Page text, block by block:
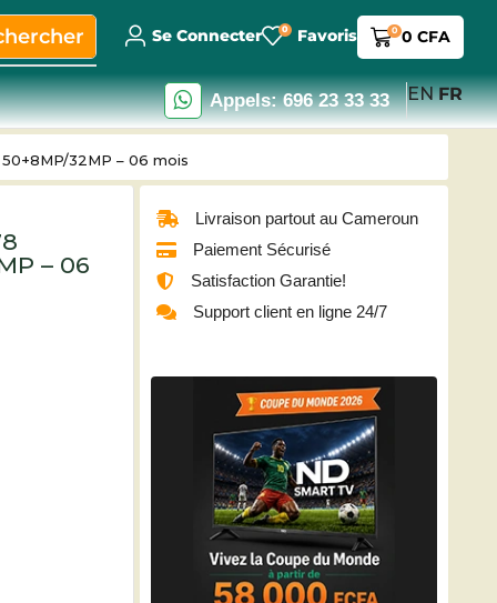
Se Connecter 0 Favoris 0 0 CFA
Appels: 696 23 33 33 EN FR
32MP – 06 mois
– 06
Livraison partout au Cameroun
Paiement Sécurisé
Satisfaction Garantie!
Support client en ligne 24/7